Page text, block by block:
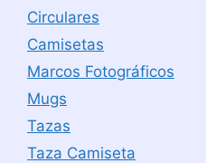
Circulares
Camisetas
Marcos Fotográficos
Mugs
Tazas
Taza Camiseta